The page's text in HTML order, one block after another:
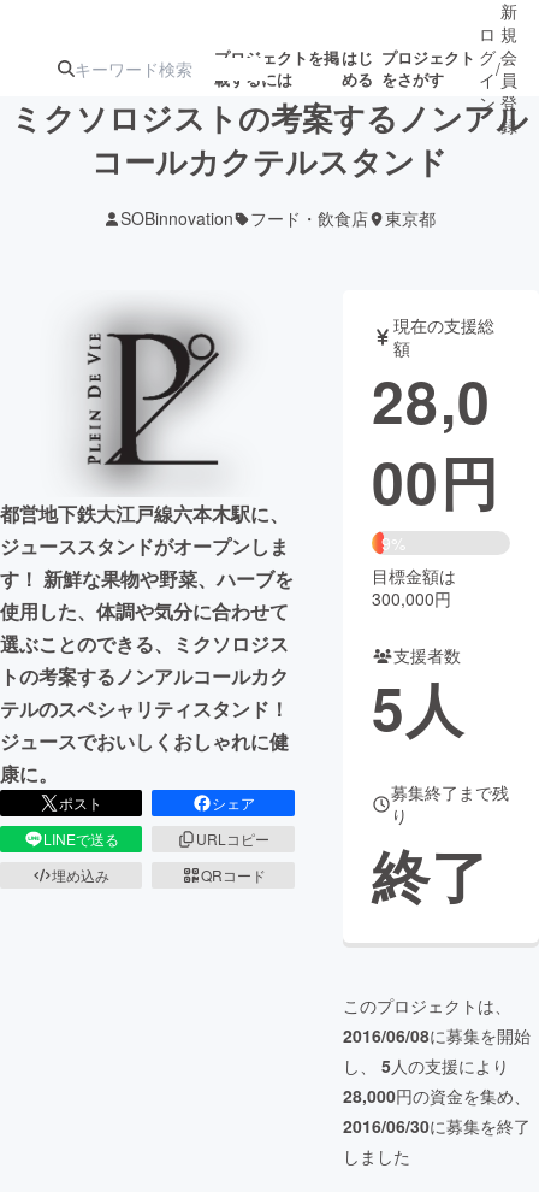
プロジェクトを掲
載するには
はじ
める
プロジェクト
をさがす
ターン
ジェクト
募集終了が近いプ
ロジェクト
されます
アート・写真 音楽
テクノロジー・ガジェット ゲーム・
映像・映画 書籍・雑誌
ビジネス・起業 チャレンジ
まちづくり・地域活性化
CAMPFIRE for Social Good
CAMPFIRE Creation
CAMPFIREふるさと納税
コミュニティ
ロ
グ
イ
ン
/
新
規
会
員
登
録
ミクソロジストの考案するノンアル
コールカクテルスタンド
SOBinnovation フード・飲食店 東京都
都営地下鉄大江戸線六本木駅に、
ジューススタンドがオープンしま
す！ 新鮮な果物や野菜、ハーブを
使用した、体調や気分に合わせて
選ぶことのできる、ミクソロジス
トの考案するノンアルコールカク
テルのスペシャリティスタンド！
ジュースでおいしくおしゃれに健
康に。
ポスト
シェア
LINEで送る
URLコピー
埋め込み
QRコード
現在の支援総
額
28,0
00円
9%
目標金額は
300,000円
支援者数
5人
募集終了まで残
り
終了
このプロジェクトは、
2016/06/08に募集を開始
し、 5人の支援により
28,000円の資金を集め、
2016/06/30に募集を終了
しました